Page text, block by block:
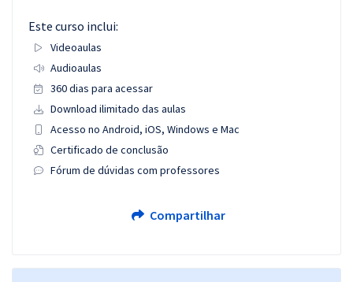
Este curso inclui:
Videoaulas
Audioaulas
360 dias para acessar
Download ilimitado das aulas
Acesso no Android, iOS, Windows e Mac
Certificado de conclusão
Fórum de dúvidas com professores
Compartilhar